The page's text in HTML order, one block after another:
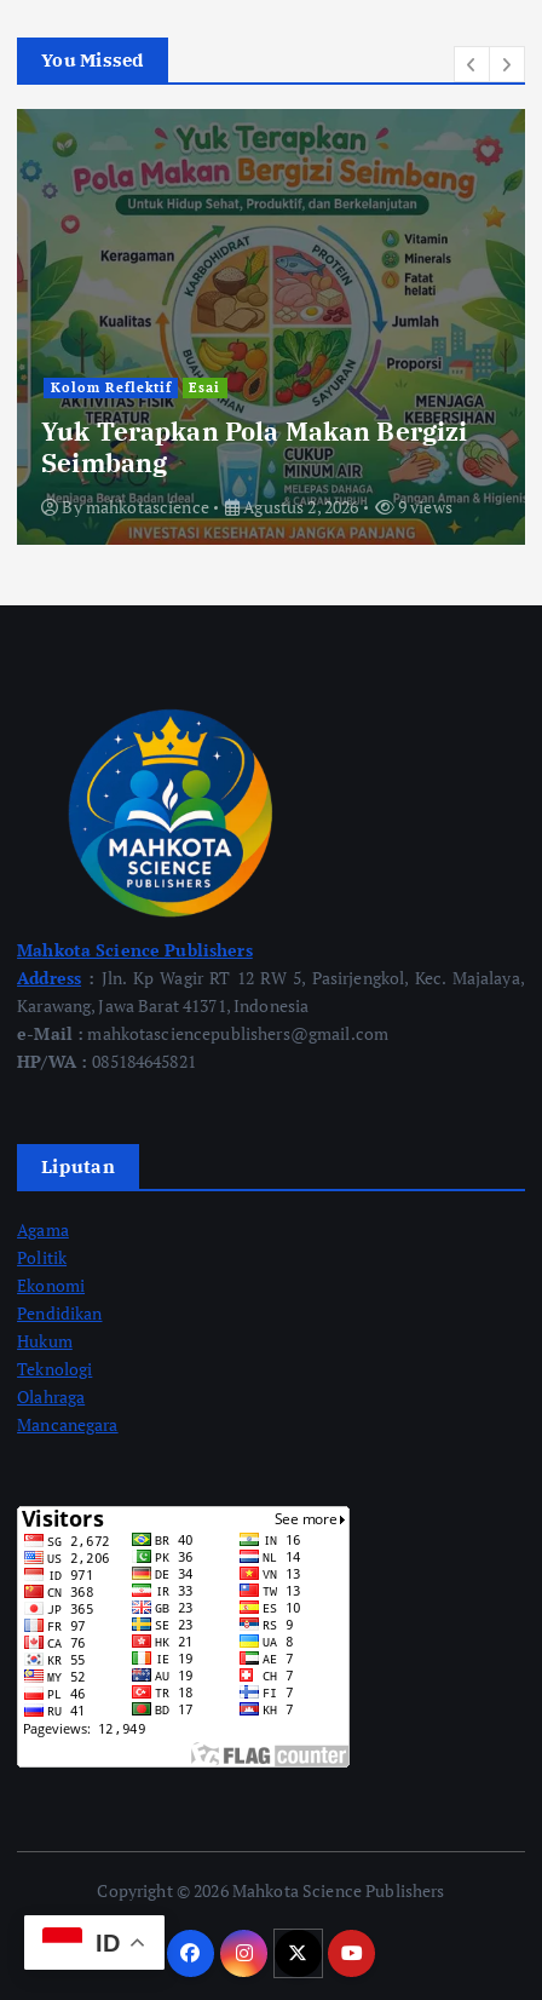
You Missed
Kolom Reflektif Esai
Yuk Terapkan Pola Makan Bergizi
Seimbang
Bymahkotascience Agustus 2, 2026 9 views
Mahkota Science Publishers
Address : Jln. Kp Wagir RT 12 RW 5, Pasirjengkol, Kec. Majalaya,
Karawang, Jawa Barat 41371, Indonesia
e-Mail : mahkotasciencepublishers@gmail.com
HP/WA :085184645821
Liputan
Agama
Politik
Ekonomi
Pendidikan
Hukum
Teknologi
Olahraga
Mancanegara
Copyright © 2026 Mahkota Science Publishers
ID